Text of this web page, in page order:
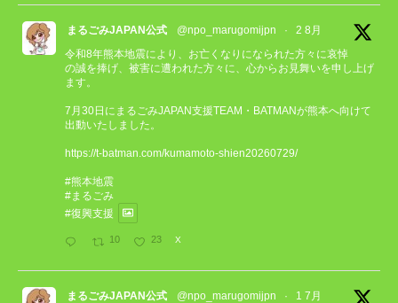
まるごみJAPAN公式 @npo_marugomijpn ·
2 8月
令和8年熊本地震により、お亡くなりになられた方々に哀悼
の誠を捧げ、被害に遭われた方々に、心からお見舞いを申し上げ
ます。
7月30日にまるごみJAPAN支援TEAM・BATMANが熊本へ向けて
出動いたしました。
https://t-batman.com/kumamoto-shien20260729/
#熊本地震
#まるごみ
#復興支援
10 23 X
まるごみJAPAN公式 @npo_marugomijpn ·
1 7月